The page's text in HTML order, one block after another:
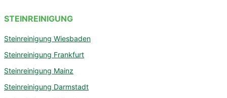
STEINREINIGUNG
Steinreinigung Wiesbaden
Steinreinigung Frankfurt
Steinreinigung Mainz
Steinreinigung Darmstadt